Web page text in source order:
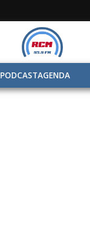
PODCASTAGENDA